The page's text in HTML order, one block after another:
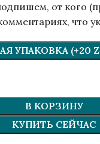
от кого
что
УПАКОВКА (+20
В КОРЗИНУ
КУПИТЬ СЕЙЧАС